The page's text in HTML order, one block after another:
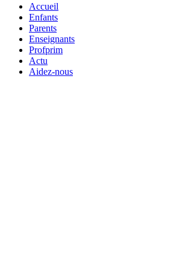
Accueil
Enfants
Parents
Enseignants
Profprim
Actu
Aidez-nous